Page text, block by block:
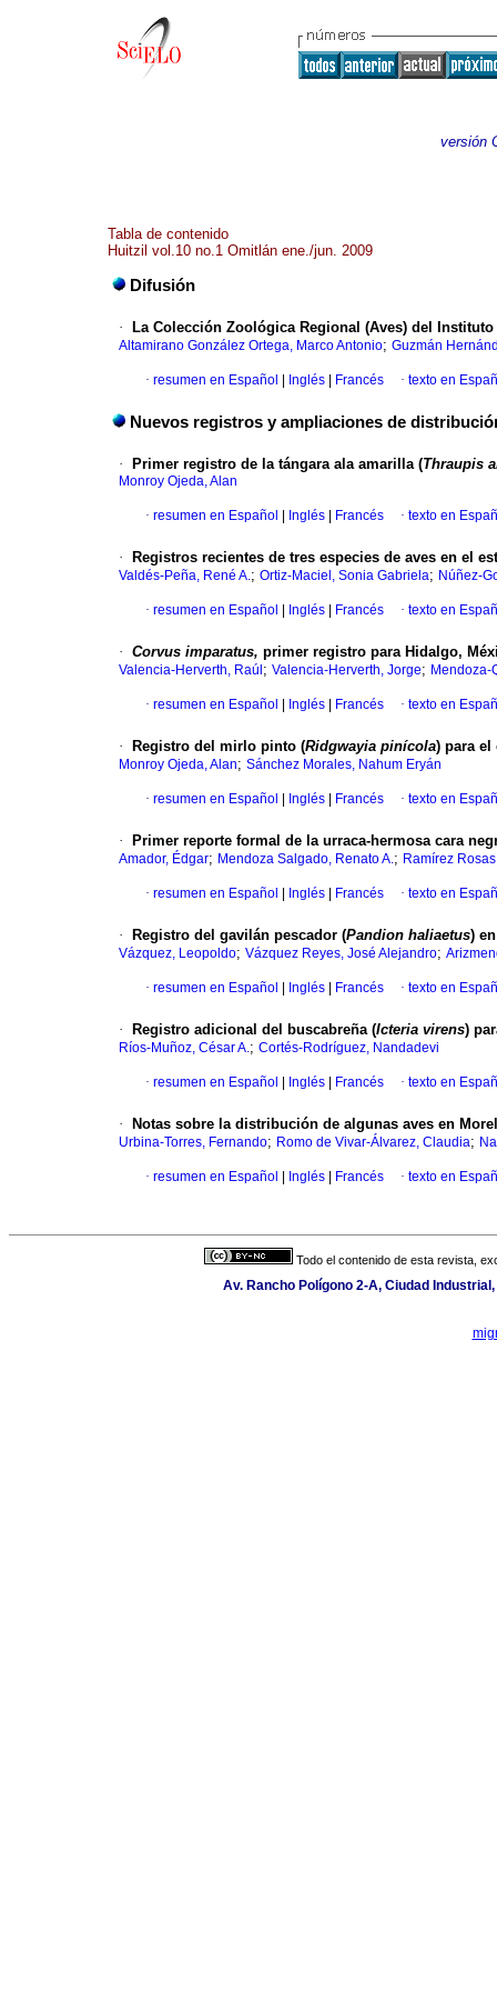
versión
Tabla de contenido
Huitzil vol.10 no.1 Omitlán ene./jun. 2009
Difusión
· La Colección Zoológica Regional (Aves) del
Altamirano González Ortega, Marco Antonio; Guzmán
· resumen en Español Inglés Francés · texto en
Nuevos registros y ampliaciones de
· Primer registro de la tángara ala amarilla (Thraupis
Monroy Ojeda, Alan
· resumen en Español Inglés Francés · texto en
· Registros recientes de tres especies de aves en el
Valdés-Peña, René A.; Ortiz-Maciel, Sonia Gabriela; Núñez-
· resumen en Español Inglés Francés · texto en
· Corvus imparatus, primer registro para Hidalgo,
Valencia-Herverth, Raúl ; Valencia-Herverth, Jorge; Mendoza-
· resumen en Español Inglés Francés · texto en
· Registro del mirlo pinto (Ridgwayia pinícola) para el
Monroy Ojeda, Alan; Sánchez Morales, Nahum Eryán
· resumen en Español Inglés Francés · texto en
· Primer reporte formal de la urraca-hermosa cara
Amador, Édgar; Mendoza Salgado, Renato A.; Ramírez
· resumen en Español Inglés Francés · texto en
· Registro del gavilán pescador (Pandion haliaetus)
Vázquez, Leopoldo; Vázquez Reyes, José Alejandro;
· resumen en Español Inglés Francés · texto en
· Registro adicional del buscabreña (Icteria virens)
Ríos-Muñoz, César A.; Cortés-Rodríguez, Nandadevi
· resumen en Español Inglés Francés · texto en
· Notas sobre la distribución de algunas aves en
Urbina-Torres, Fernando; Romo de Vivar-Álvarez, Claudia;
· resumen en Español Inglés Francés · texto en
Todo el contenido de esta revista,
Av. Rancho Polígono 2-A, Ciudad